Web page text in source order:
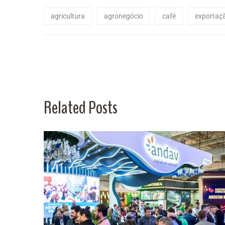
agricultura agronegócio café
Related Posts